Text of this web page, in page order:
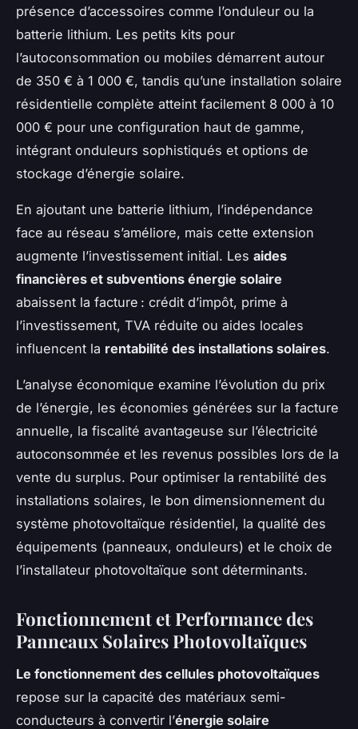
présence d’accessoires comme l’onduleur ou la
batterie lithium. Les petits kits pour
l’autoconsommation ou mobiles démarrent autour
de 350 € à 1 000 €, tandis qu’une installation solaire
résidentielle complète atteint facilement 8 000 à 10
000 € pour une configuration haut de gamme,
intégrant onduleurs sophistiqués et options de
stockage d’énergie solaire.
En ajoutant une batterie lithium, l’indépendance
face au réseau s’améliore, mais cette extension
augmente l’investissement initial. Les aides
financières et subventions énergie solaire
abaissent la facture : crédit d’impôt, prime à
l’investissement, TVA réduite ou aides locales
influencent la rentabilité des installations solaires.
L’analyse économique examine l’évolution du prix
de l’énergie, les économies générées sur la facture
annuelle, la fiscalité avantageuse sur l’électricité
autoconsommée et les revenus possibles lors de la
vente du surplus. Pour optimiser la rentabilité des
installations solaires, le bon dimensionnement du
système photovoltaïque résidentiel, la qualité des
équipements (panneaux, onduleurs) et le choix de
l’installateur photovoltaïque sont déterminants.
Fonctionnement et Performance des
Panneaux Solaires Photovoltaïques
Le fonctionnement des cellules photovoltaïques
repose sur la capacité des matériaux semi-
conducteurs à convertir l’énergie solaire